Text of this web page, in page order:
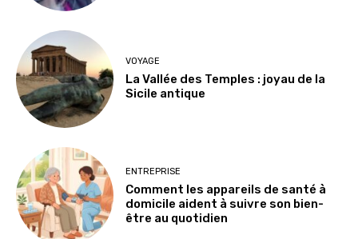
VOYAGE
La Vallée des Temples : joyau de la
Sicile antique
ENTREPRISE
Comment les appareils de santé à
domicile aident à suivre son bien-
être au quotidien